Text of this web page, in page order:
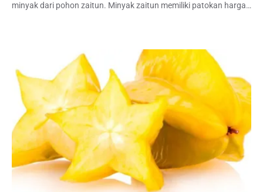
minyak dari pohon zaitun. Minyak zaitun memiliki patokan harga…